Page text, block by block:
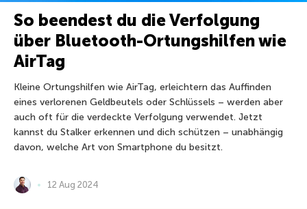
So beendest du die Verfolgung
über Bluetooth-Ortungshilfen wie
AirTag
Kleine Ortungshilfen wie AirTag, erleichtern das Auffinden
eines verlorenen Geldbeutels oder Schlüssels – werden aber
auch oft für die verdeckte Verfolgung verwendet. Jetzt
kannst du Stalker erkennen und dich schützen – unabhängig
davon, welche Art von Smartphone du besitzt.
12 Aug 2024